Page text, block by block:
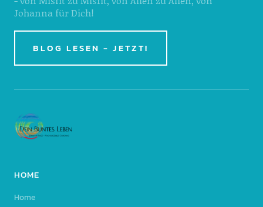
Johanna für Dich!
BLOG LESEN - JETZT!
HOME
Home